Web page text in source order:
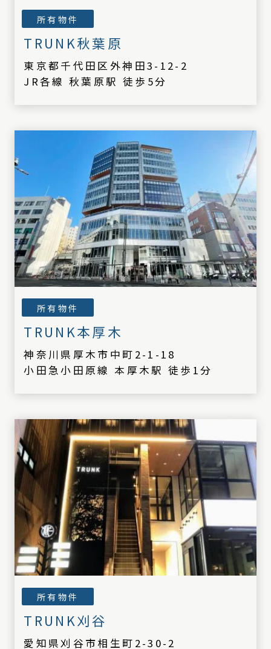
所有物件
TRUNK秋葉原
東京都千代田区外神田3-12-2
JR各線 秋葉原駅 徒歩5分
所有物件
TRUNK本厚木
神奈川県厚木市中町2-1-18
小田急小田原線 本厚木駅 徒歩1分
所有物件
TRUNK刈谷
愛知県刈谷市相生町2-30-2